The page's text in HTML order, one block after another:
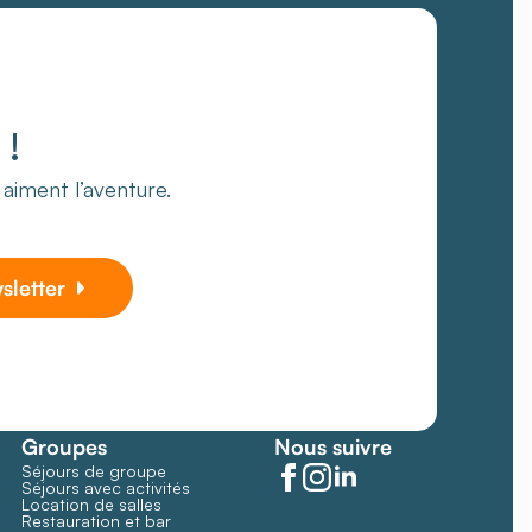
!
l’aventure.
Groupes
Séjours de groupe
Séjours avec activités
Location de salles
Restauration et bar
Nous suivre